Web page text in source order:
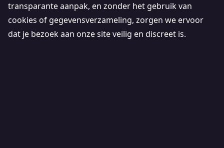
transparante aanpak, en zonder het gebruik van
cookies of gegevensverzameling, zorgen we ervoor
dat je bezoek aan onze site veilig en discreet is.